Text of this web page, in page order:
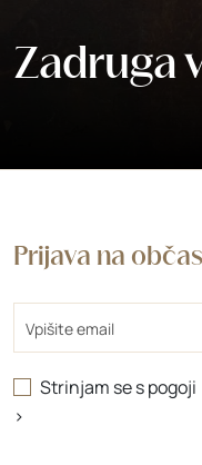
Zadruga
Prijava na
Strinjam se spogoji
>